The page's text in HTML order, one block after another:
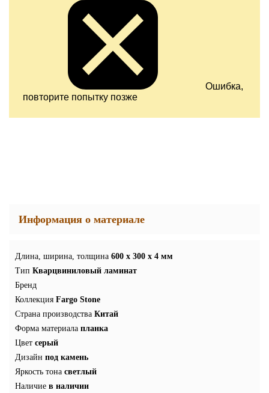
Ошибка,
повторите попытку позже
Информация о материале
Длина, ширина, толщина 600 x 300 x 4 мм
Тип Кварцвиниловый ламинат
Бренд
Коллекция Fargo Stone
Страна производства Китай
Форма материала планка
Цвет серый
Дизайн под камень
Яркость тона светлый
Наличие в наличии